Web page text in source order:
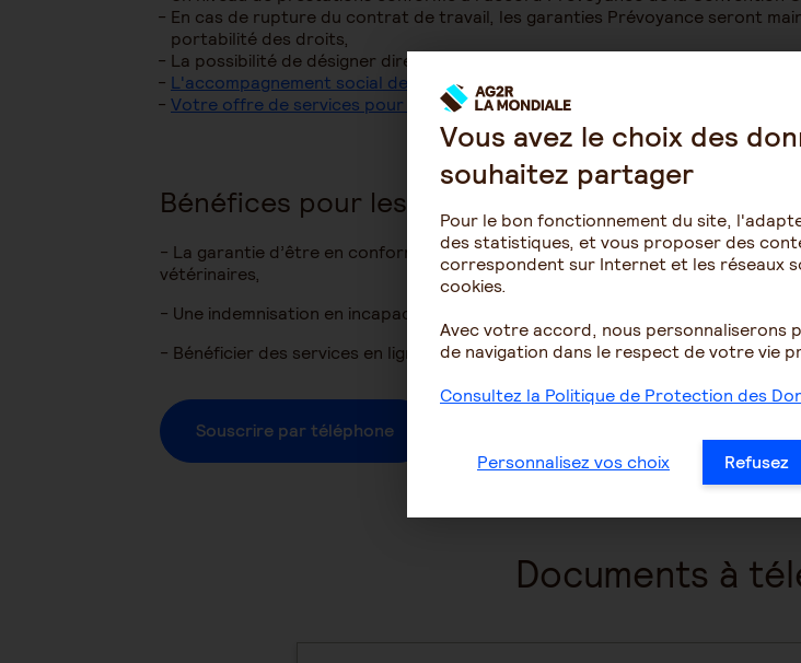
En cas de rupture du contrat de travail, les garanties Prévoyance seront
portabilité des droits,
La possibilité de désigner directement en ligne, ses bénéficiaires en cas de
L'accompagnement social des salariés des cabinets et cliniques vétérinaires
Votre offre de services pour accompagner vos proches fragilisés
Bénéfices pour les cabinets et cliniques
- La garantie d’être en conformité en termes de cotisations et niveau de
vétérinaires,
- Une indemnisation en incapacité de travail dès le 4ème jour d’arrêt de travail,
- Bénéficier des services en ligne pour gérer les demandes de prestations.
Souscrire par téléphone
Documents à
Vous avez le choix des
souhaitez partager
Pour le bon fonctionnement du site,
des statistiques, et vous proposer des
correspondent sur Internet et les réseaux
cookies.
Avec votre accord, nous personnaliserons
de navigation dans le respect de votre vie
Consultez la Politique de Protection des
Personnalisez vos choix Refusez